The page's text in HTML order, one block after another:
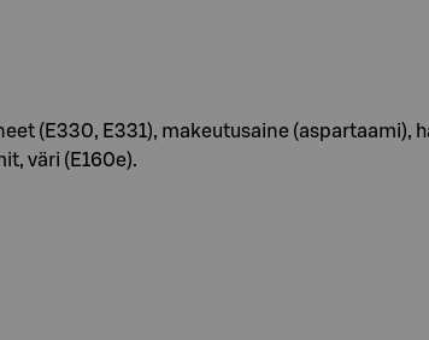
(E330, E331), makeutusaine (aspartaami),
väri (E160e).